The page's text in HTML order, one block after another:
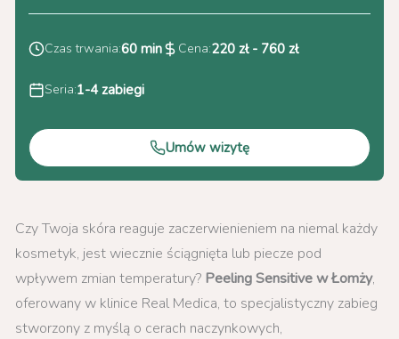
Czas trwania:60 min Cena:220 zł - 760 zł
Seria:1-4 zabiegi
Umów wizytę
Czy Twoja skóra reaguje zaczerwienieniem na niemal każdy
kosmetyk, jest wiecznie ściągnięta lub piecze pod
wpływem zmian temperatury? Peeling Sensitive w Łomży,
oferowany w klinice Real Medica, to specjalistyczny zabieg
stworzony z myślą o cerach naczynkowych,